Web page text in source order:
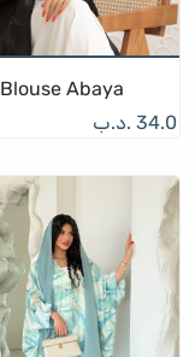
Blouse Abaya
34.0 .د.ب